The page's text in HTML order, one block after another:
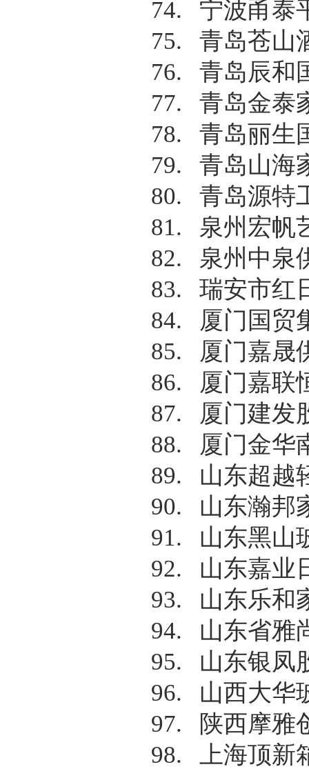
74.
宁波甬泰
75.
青岛苍山
76.
青岛辰和
77.
青岛金泰
78.
青岛丽生
79.
青岛山海
80.
青岛源特
81.
泉州宏帆
82.
泉州中泉
83.
瑞安市红
84.
厦门国贸
85.
厦门嘉晟
86.
厦门嘉联
87.
厦门建发
88.
厦门金华
89.
山东超越
90.
山东瀚邦
91.
山东黑山
92.
山东嘉业
93.
山东乐和
94.
山东省雅
95.
山东银凤
96.
山西大华
97.
陕西摩雅
98.
上海顶新